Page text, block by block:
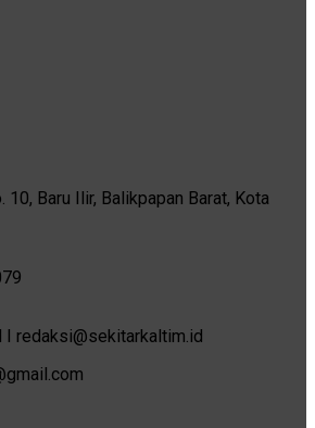
10, Baru Ilir, Balikpapan Barat, Kota
I redaksi@sekitarkaltim.id